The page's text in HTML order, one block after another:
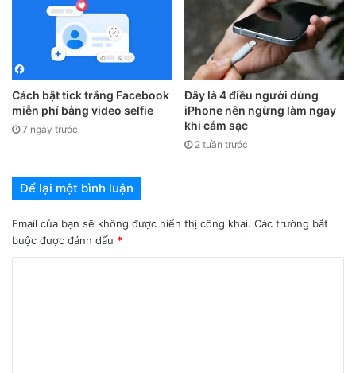
bật tuỳ chọn này nhằm bảo vệ quyền riêng tư.
Cách bật tick trắng Facebook
miễn phí bằng video selfie
7 ngày trước
Đây là 4 điều người dùng
iPhone nên ngừng làm ngay
khi cắm sạc
2 tuần trước
Để lại một bình luận
Email của bạn sẽ không được hiển thị công khai. Các trường bắt
buộc được đánh dấu *